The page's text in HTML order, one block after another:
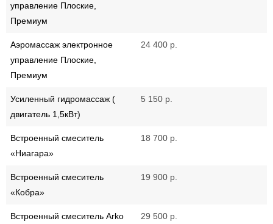
управление Плоские,
Премиум
Аэромассаж электронное
управление Плоские,
Премиум
24 400 р.
Усиленный гидромассаж (
двигатель 1,5кВт)
5 150 р.
Встроенный смеситель
«Ниагара»
18 700 р.
Встроенный смеситель
«Кобра»
19 900 р.
Встроенный смеситель Arko
29 500 р.